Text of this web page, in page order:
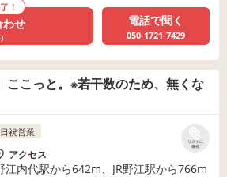
！
わせ 電話で聞く
050-1721-7429
ここっと。※若干数のため、無くな
リストに
保存
祝営業
アクセス
江内代駅から642m、JR野江駅から766m